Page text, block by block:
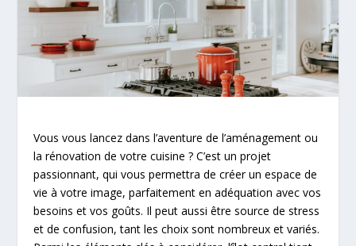
Vous vous lancez dans l’aventure de l’aménagement ou
la rénovation de votre cuisine ? C’est un projet
passionnant, qui vous permettra de créer un espace de
vie à votre image, parfaitement en adéquation avec vos
besoins et vos goûts. Il peut aussi être source de stress
et de confusion, tant les choix sont nombreux et variés.